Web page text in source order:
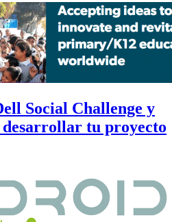
Social Challenge y
tu proyecto